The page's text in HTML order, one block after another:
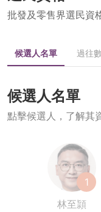
批發及零售界選民資
候選人名單 過往
候選人名單
點擊候選人，了解其
1
林至頴